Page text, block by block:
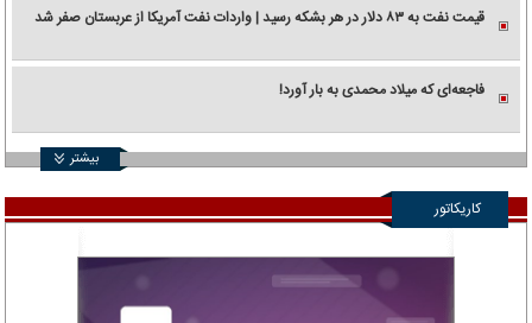
قیمت نفت به ۸۳ دلار در هر بشکه رسید | واردات نفت آمریکا از عربستان صفر شد
فاجعه‌ای که میلاد محمدی به بار آورد!
بیشتر
کاریکاتور